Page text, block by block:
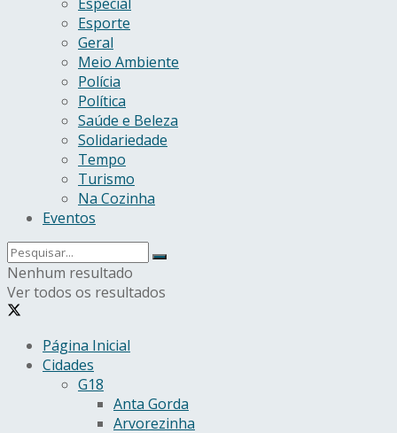
Esporte
Geral
Meio Ambiente
Polícia
Política
Saúde e Beleza
Solidariedade
Tempo
Turismo
Na Cozinha
Eventos
Nenhum resultado
Ver todos os resultados
Página Inicial
Cidades
G18
Anta Gorda
Arvorezinha